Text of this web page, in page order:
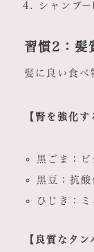
シャンプ
習慣2：髪
髪に良い食べ
【腎を強化す
黒ごま：
黒豆：抗酸
ひじき：ミ
【良質なタン